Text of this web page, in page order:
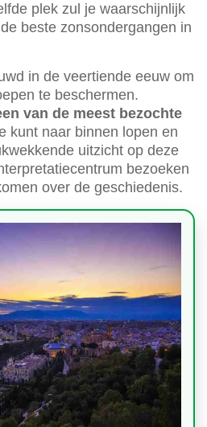
plek zul je waarschijnlijk
beste zonsondergangen in
in de veertiende eeuw om
te beschermen.
van de meest bezochte
kunt naar binnen lopen en
uitzicht op deze
bezoeken
over de geschiedenis.